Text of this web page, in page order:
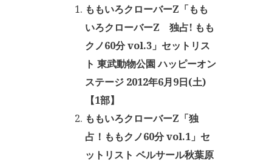
ももいろクローバーZ「もも
いろクローバーZ 独占! もも
クノ60分 vol.3」セットリス
ト 東武動物公園 ハッピーオン
ステージ 2012年6月9日(土)
【1部】
ももいろクローバーZ「独
占！ももクノ60分 vol.1」セ
ットリスト ベルサール秋葉原